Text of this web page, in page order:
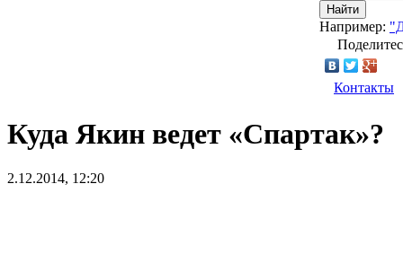
Найти
Например:
Контакты
Куда Якин ведет «Спартак»?
2.12.2014, 12:20